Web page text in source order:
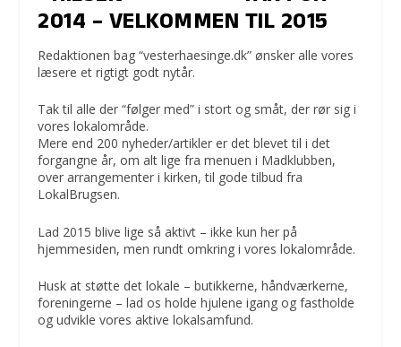
2014 – VELKOMMEN TIL 2015
Redaktionen bag “vesterhaesinge.dk” ønsker alle vores
læsere et rigtigt godt nytår.
Tak til alle der “følger med” i stort og småt, der rør sig i
vores lokalområde.
Mere end 200 nyheder/artikler er det blevet til i det
forgangne år, om alt lige fra menuen i Madklubben,
over arrangementer i kirken, til gode tilbud fra
LokalBrugsen.
Lad 2015 blive lige så aktivt – ikke kun her på
hjemmesiden, men rundt omkring i vores lokalområde.
Husk at støtte det lokale – butikkerne, håndværkerne,
foreningerne – lad os holde hjulene igang og fastholde
og udvikle vores aktive lokalsamfund.